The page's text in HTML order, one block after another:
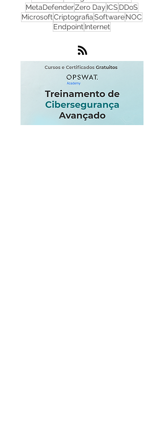
PhishingFlowmonIAIoT
Monitoramento de RedeNuvemSOC
WindowsInteligência Artificial
MetaDefenderZero DayICS
EndpointInternet